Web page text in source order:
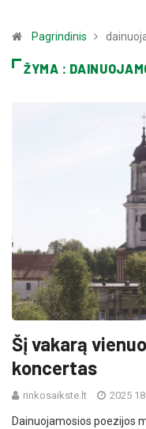
Pagrindinis
ŽYMA :
Šį vakarą
koncertas
rinkosaikste.lt 2025
Dainuojamosios poezijos